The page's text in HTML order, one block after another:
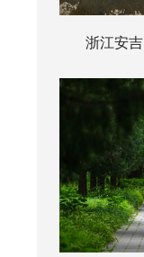
浙江安